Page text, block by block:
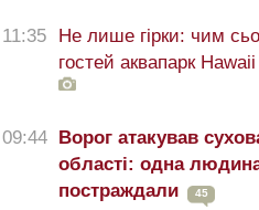
11:35
Не лише гірки: чим
гостей аквапарк Hawaii
09:44 Ворог атакував
області: одна
постраждали
45